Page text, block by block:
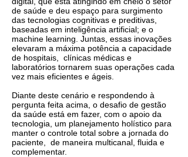
‌de‌ ‌saúde‌ e deu espaço para ‌‌surgimento‌
‌das‌ ‌tecnologias‌ ‌cognitivas‌ ‌e‌ ‌preditivas, ‌
baseadas‌ ‌em‌ ‌inteligência‌ artificial‌; ‌e‌ ‌‌o
machine‌ ‌learning. Juntas, essas inovações
elevaram ‌a‌ ‌máxima‌ ‌potência a capacidade
de hospitais, ‌ ‌clínicas‌ ‌médicas‌ ‌e‌
‌laboratórios‌ ‌tornarem ‌suas‌ ‌operações‌ ‌cada‌
‌vez‌ ‌mais‌ ‌eficientes e ágeis. ‌
Diante deste cenário e respondendo à
pergunta feita acima, o ‌desafio‌ ‌de‌ ‌gestão‌
‌da‌ ‌saúde‌ ‌está‌ ‌em‌ fazer‌, com o apoio da
tecnologia, ‌um‌ ‌planejamento‌ ‌holístico‌ ‌para‌
‌manter‌ ‌o‌ ‌controle‌ ‌total‌ ‌sobre‌ ‌a‌ ‌jornada‌ ‌do‌
‌paciente, ‌ ‌de‌ ‌maneira‌ ‌multicanal, ‌fluida‌ ‌e‌
‌complementar.‌